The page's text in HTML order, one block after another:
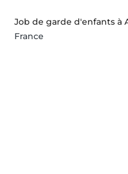
Job de garde d'enfants à
France